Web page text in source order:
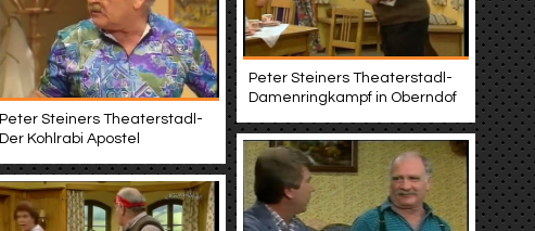
Peter Steiners Theaterstadl-
Damenringkampf in Oberndof
Peter Steiners Theaterstadl-
Der Kohlrabi Apostel